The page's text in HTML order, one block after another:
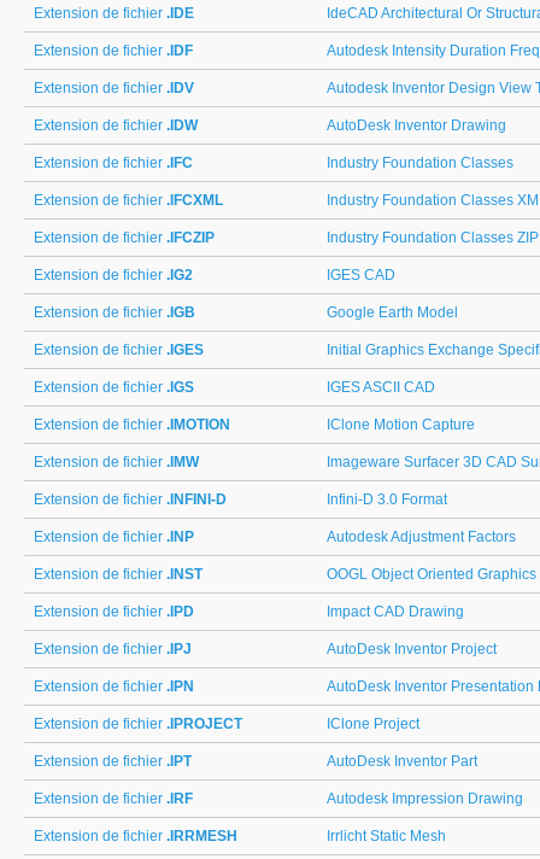
Extension de fichier .IDE IdeCAD Architectural Or
Extension de fichier .IDF Autodesk Intensity Duration
Extension de fichier .IDV Autodesk Inventor Design View
Extension de fichier .IDW AutoDesk Inventor Drawing
Extension de fichier .IFC Industry Foundation Classes
Extension de fichier .IFCXML Industry Foundation Classes
Extension de fichier .IFCZIP Industry Foundation Classes ZIP
Extension de fichier .IG2 IGES CAD
Extension de fichier .IGB Google Earth Model
Extension de fichier .IGES Initial Graphics Exchange
Extension de fichier .IGS IGES ASCII CAD
Extension de fichier .IMOTION IClone Motion Capture
Extension de fichier .IMW Imageware Surfacer 3D CAD
Extension de fichier .INFINI-D Infini-D 3.0 Format
Extension de fichier .INP Autodesk Adjustment Factors
Extension de fichier .INST OOGL Object Oriented
Extension de fichier .IPD Impact CAD Drawing
Extension de fichier .IPJ AutoDesk Inventor Project
Extension de fichier .IPN AutoDesk Inventor Presentation
Extension de fichier .IPROJECT IClone Project
Extension de fichier .IPT AutoDesk Inventor Part
Extension de fichier .IRF Autodesk Impression Drawing
Extension de fichier .IRRMESH Irrlicht Static Mesh